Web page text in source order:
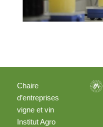
Chaire
d’entreprises
vigne et vin
Institut Agro